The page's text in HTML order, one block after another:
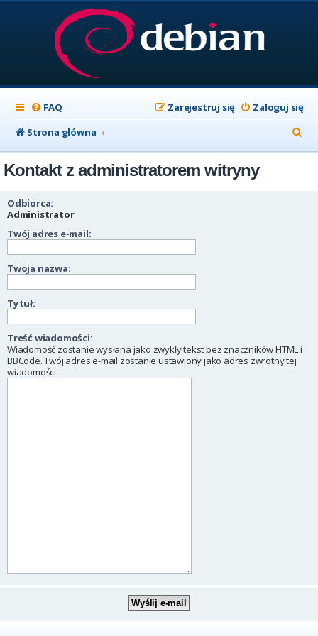
FAQ Zaloguj się
Zarejestruj się
Strona główna
z
Kontakt z administratorem witryny
Odbiorca:
Administrator
Twój adres e-mail:
Twoja nazwa:
Tytuł:
Treść wiadomości:
Wiadomość zostanie wysłana jako zwykły tekst bez znaczników HTML i
BBCode. Twój adres e-mail zostanie ustawiony jako adres zwrotny tej
wiadomości.